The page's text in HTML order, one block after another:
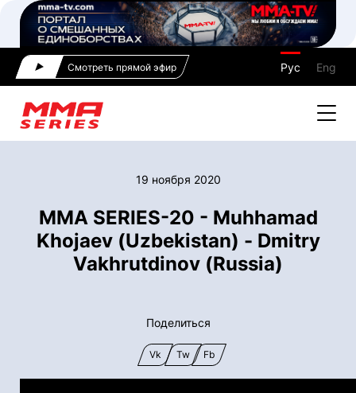
Смотреть прямой эфир Рус Eng
19 ноября 2020
MMA SERIES-20 - Muhhamad
Khojaev (Uzbekistan) - Dmitry
Vakhrutdinov (Russia)
Поделиться
Vk Tw Fb